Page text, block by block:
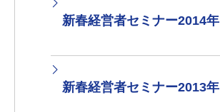
新春経営者セミナー2014年
新春経営者セミナー2013年